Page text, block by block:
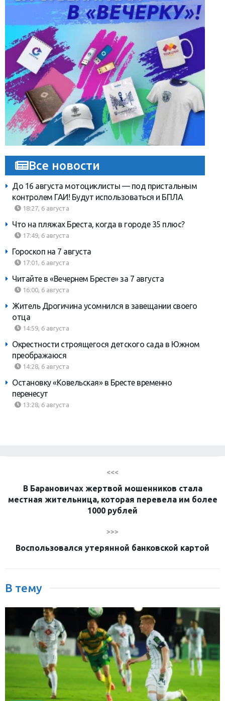
Все новости
До 16 августа мотоциклисты — под пристальным
контролем ГАИ! Будут использоваться и БПЛА
18:27, 6 августа
Что на пляжах Бреста, когда в городе 35 плюс?
17:49, 6 августа
Гороскоп на 7 августа
17:01, 6 августа
Читайте в «Вечернем Бресте» за 7 августа
16:00, 6 августа
Житель Дрогичина усомнился в завещании своего
отца
14:59, 6 августа
Окрестности строящегося детского сада в Южном
преображаюся
14:28, 6 августа
Остановку «Ковельская» в Бресте временно
перенесут
13:28, 6 августа
<<<
В Барановичах жертвой мошенников стала
местная жительница, которая перевела им более
1000 рублей
>>>
Воспользовался утерянной банковской картой
В тему